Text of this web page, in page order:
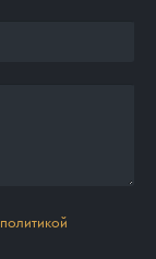
политикой